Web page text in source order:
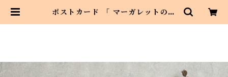
ポストカード 「 マーガレットの恋